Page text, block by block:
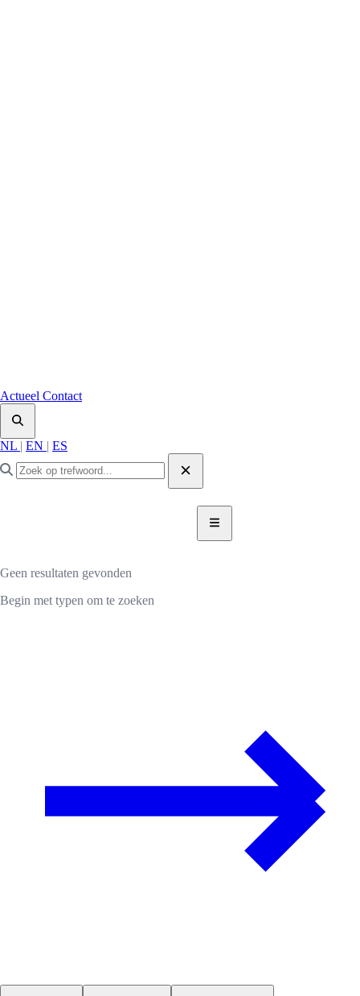
Actueel Contact
NL | EN | ES
Geen resultaten gevonden
Begin met typen om te zoeken